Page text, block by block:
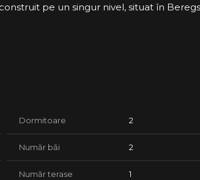
pe un singur nivel, situat în
cat si pentru amenajarea suprafetei
Dormitoare 2
Număr băi 2
Număr terase 1